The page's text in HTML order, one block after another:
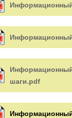
Информационный
шаги.pdf